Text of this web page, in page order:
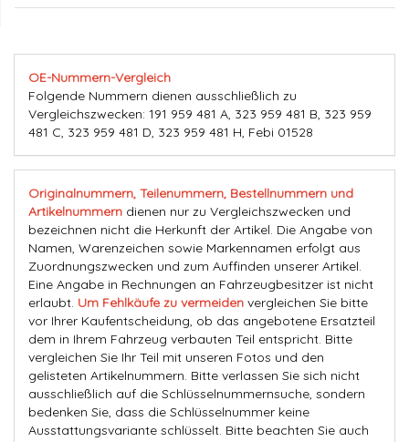
OE-Nummern-Vergleich
Folgende Nummern dienen ausschließlich zu
Vergleichszwecken: 191 959 481 A, 323 959 481 B, 323 959
481 C, 323 959 481 D, 323 959 481 H, Febi 01528
Originalnummern, Teilenummern, Bestellnummern und
Artikelnummern dienen nur zu Vergleichszwecken und
bezeichnen nicht die Herkunft der Artikel. Die Angabe von
Namen, Warenzeichen sowie Markennamen erfolgt aus
Zuordnungszwecken und zum Auffinden unserer Artikel.
Eine Angabe in Rechnungen an Fahrzeugbesitzer ist nicht
erlaubt. Um Fehlkäufe zu vermeiden vergleichen Sie bitte
vor Ihrer Kaufentscheidung, ob das angebotene Ersatzteil
dem in Ihrem Fahrzeug verbauten Teil entspricht. Bitte
vergleichen Sie Ihr Teil mit unseren Fotos und den
gelisteten Artikelnummern. Bitte verlassen Sie sich nicht
ausschließlich auf die Schlüsselnummernsuche, sondern
bedenken Sie, dass die Schlüsselnummer keine
Ausstattungsvariante schlüsselt. Bitte beachten Sie auch